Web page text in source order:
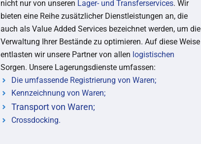
nicht nur von unseren Lager- und Transferservices. Wir
bieten eine Reihe zusätzlicher Dienstleistungen an, die
auch als Value Added Services bezeichnet werden, um die
Verwaltung Ihrer Bestände zu optimieren. Auf diese Weise
entlasten wir unsere Partner von allen logistischen
Sorgen. Unsere Lagerungsdienste umfassen:
Die umfassende Registrierung von Waren;
Kennzeichnung von Waren;
Transport von Waren;
Crossdocking.